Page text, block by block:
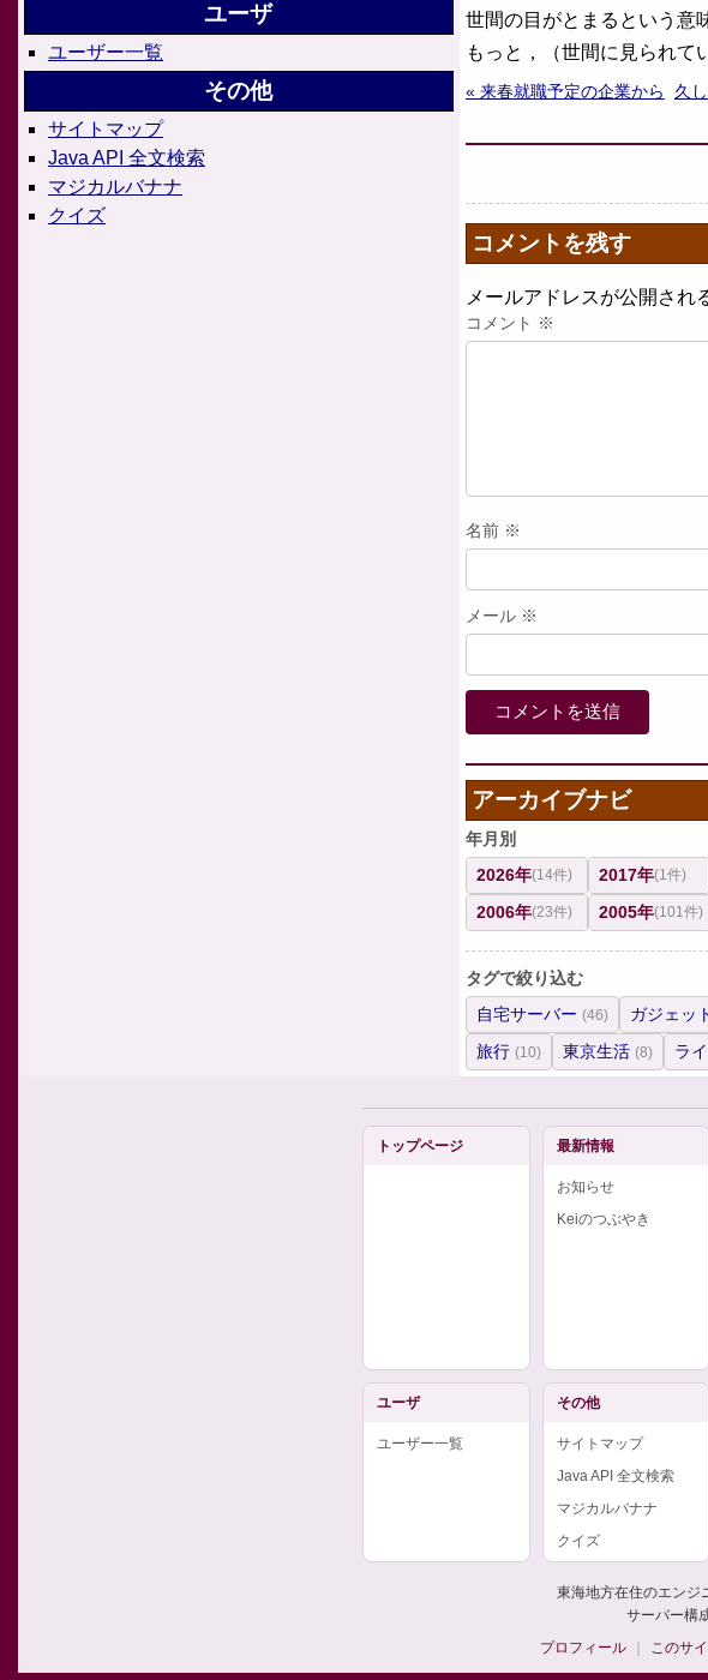
ユーザ
ユーザー一覧
その他
サイトマップ
Java API 全文検索
マジカルバナナ
クイズ
世間の目がとまるという意
もっと，（世間に見られて
« 来春就職予定の企業から 久
コメントを残す
メールアドレスが公開され
コメント ※
名前 ※
メール ※
アーカイブナビ
年月別
2026年(14件) 2017年(1件)
2006年(23件) 2005年(101件)
タグで絞り込む
自宅サーバー (46) ガジェッ
旅行 (10) 東京生活 (8) ラ
トップページ 最新情報
お知らせ
Keiのつぶやき
ユーザ
ユーザー一覧
その他
サイトマップ
Java API 全文検索
マジカルバナナ
クイズ
東海地方在住のエンジ
サーバー構
プロフィール
このサ